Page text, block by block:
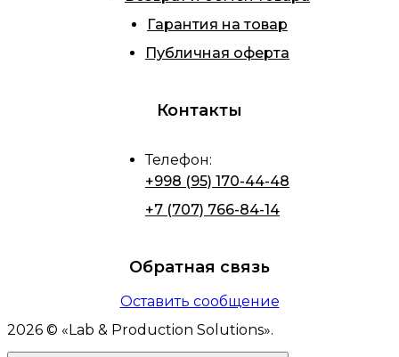
Гарантия на товар
Публичная оферта
Контакты
Телефон:
+998 (95) 170-44-48
+7 (707) 766-84-14
Обратная связь
Оставить сообщение
2026 © « Lab & Production Solutions».